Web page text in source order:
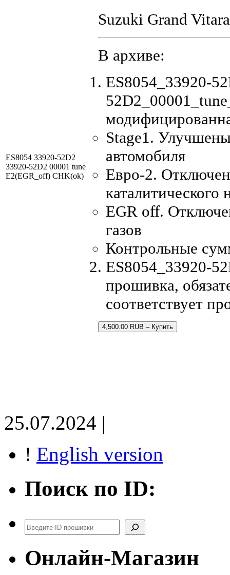
ES8054 33920-52D2
33920-52D2 00001 tune
E2(EGR_off) CHK(ok)
Suzuki Grand
В архиве:
ES8054_33920-
Stage1.
автомобиля
Евро-2.
каталитического
EGR off.
газов
Контрольные
ES8054_33920-
прошивка,
соответствует
4,500.00 RUB – Купить
25.07.2024 |
! English version
Поиск по ID:
Поиск
Онлайн-Магазин